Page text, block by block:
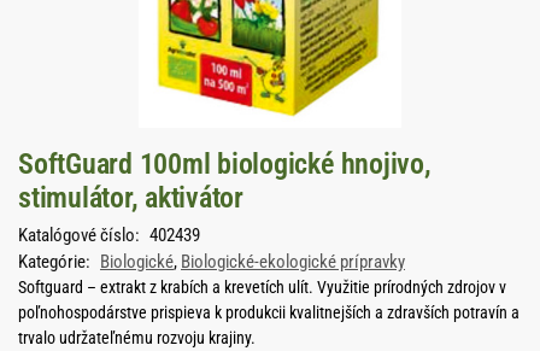
SoftGuard 100ml biologické hnojivo,
stimulátor, aktivátor
Katalógové číslo: 402439
Kategórie: Biologické, Biologické-ekologické prípravky
Softguard – extrakt z krabích a krevetích ulít. Využitie prírodných zdrojov v
poľnohospodárstve prispieva k produkcii kvalitnejších a zdravších potravín a
trvalo udržateľnému rozvoju krajiny.